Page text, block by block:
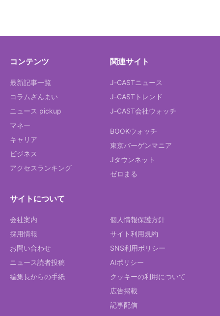
コンテンツ
最新記事一覧
コラムざんまい
ニュース pickup
マネー
キャリア
ビジネス
アクセスランキング
関連サイト
J-CASTニュース
J-CASTトレンド
J-CAST会社ウォッチ
BOOKウォッチ
東京バーゲンマニア
Jタウンネット
ゼロまる
サイトについて
会社案内
採用情報
お問い合わせ
ニュース読者投稿
編集長からの手紙
個人情報保護方針
サイト利用規約
SNS利用ポリシー
AIポリシー
クッキーの利用について
広告掲載
記事配信